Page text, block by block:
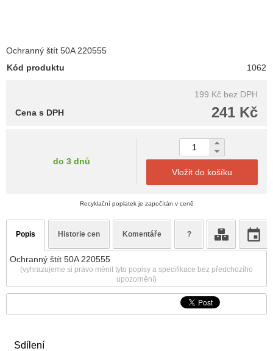
Sdílení
Ochranný štít 50A 220555
Kód produktu
1062
199 Kč bez DPH
241 Kč
Cena s DPH
do 3 dnů
Vložit do košíku
Recyklační poplatek je započítán v ceně
Popis Historie cen Komentáře ?
Ochranný štít 50A 220555
(vyhrazujeme si právo měnit tyto popisy a specifikace bez předchozího
upozornění)